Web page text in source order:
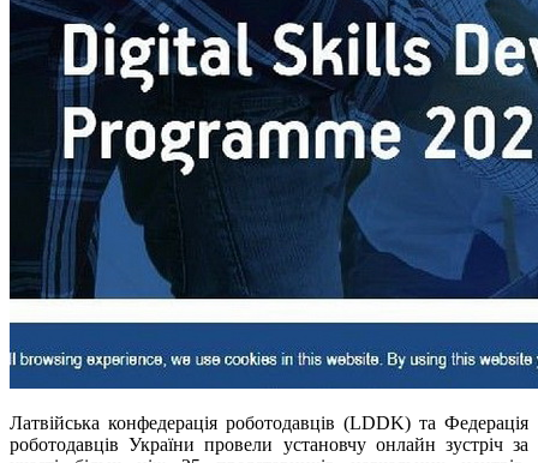
Латвійська конфедерація роботодавців (LDDK) та Федерація
роботодавців України провели установчу онлайн зустріч за